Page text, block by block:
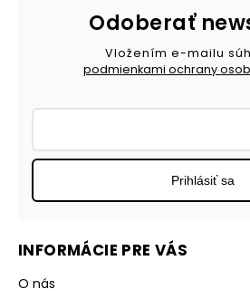
INFORMÁCIE PRE VÁS
O nás
Odoberať
Vložením e-mailu
podmienkami ochrany
Prihlásiť sa